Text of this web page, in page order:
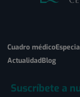
Cuadro médico
ActualidadBlog
Suscríbete a